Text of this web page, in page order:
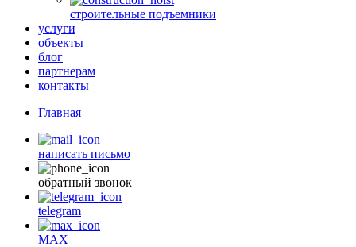
строительные подъемники
услуги
объекты
блог
партнерам
контакты
Главная
написать письмо
обратный звонок
telegram
MAX